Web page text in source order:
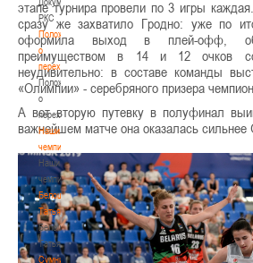
РКС
Положение
о
переходах
Положение
о
переходах
Наши
чемпионы
Наши
чемпионы
Белошапко
Татьяна
Белошапко
Татьяна
Сумникова
этапе турнира провели по 3 игры
сразу же захватило Гродно: уже по
оформила выход в плей-офф,
преимуществом в 14 и 12 очков
неудивительно: в составе команды
«Олимпии» - серебряного призера
А вот вторую путевку в полуфинал
важнейшем матче она оказалась сильнее